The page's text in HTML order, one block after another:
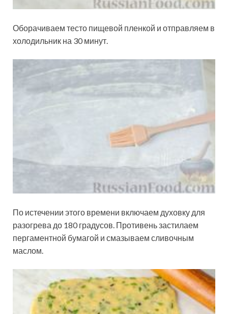
Оборачиваем тесто пищевой пленкой и отправляем в
холодильник на 30 минут.
По истечении этого времени включаем духовку для
разогрева до 180 градусов. Противень застилаем
пергаментной бумагой и смазываем сливочным
маслом.